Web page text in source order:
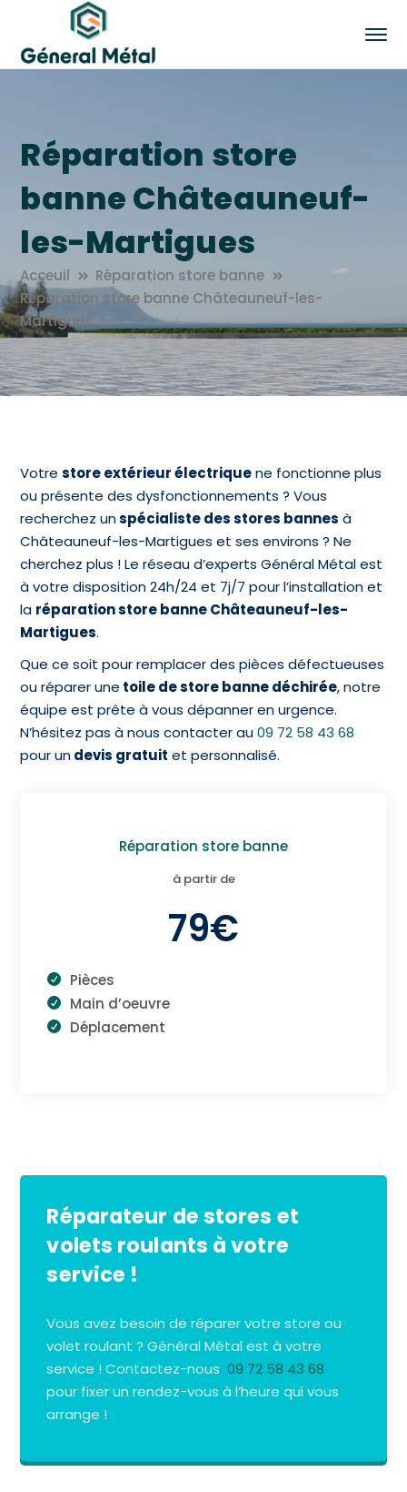
Réparation store
banne Châteauneuf-
les-Martigues
Acceuil
Réparation store banne
Réparation store banne Châteauneuf-les-
Martigues
Votrestore extérieur électriquene fonctionne plus
ou présente des dysfonctionnements ? Vous
recherchez unspécialiste des stores bannes à
Châteauneuf-les-Martigues et ses environs ? Ne
cherchez plus ! Le réseau d’experts Général Métal est
à votre disposition 24h/24 et 7j/7 pour l’installation et
la réparation store banne Châteauneuf-les-
Martigues.
Que ce soit pour remplacer des pièces défectueuses
ou réparer une toile de store banne déchirée, notre
équipe est prête à vous dépanner en urgence.
N’hésitez pas à nous contacter au09 72 58 43 68
pour undevis gratuit et personnalisé.
Réparation store banne
à partir de
79€
Pièces
Main d’oeuvre
Déplacement
Réparateur de stores et
volets roulants à votre
service !
Vous avez besoin de réparer votre store ou
volet roulant ? Général Métal est à votre
service ! Contactez-nous09 72 58 43 68
pour fixer un rendez-vous à l’heure qui vous
arrange !